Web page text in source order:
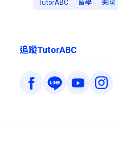
TutorABC 留學 美國
追蹤TutorABC